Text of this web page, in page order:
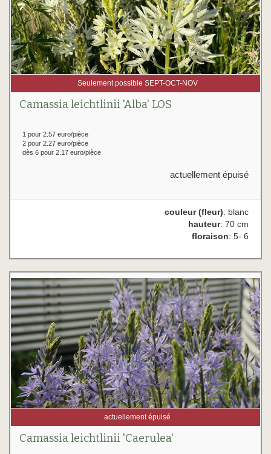
Seulement possible SEPT-OCT-NOV
Camassia leichtlinii 'Alba' LOS
1 pour 2.57 euro/pièce
2 pour 2.27 euro/pièce
dès 6 pour 2.17 euro/pièce
actuellement épuisé
couleur (fleur): blanc
hauteur: 70 cm
floraison: 5- 6
actuellement épuisé
Camassia leichtlinii 'Caerulea'